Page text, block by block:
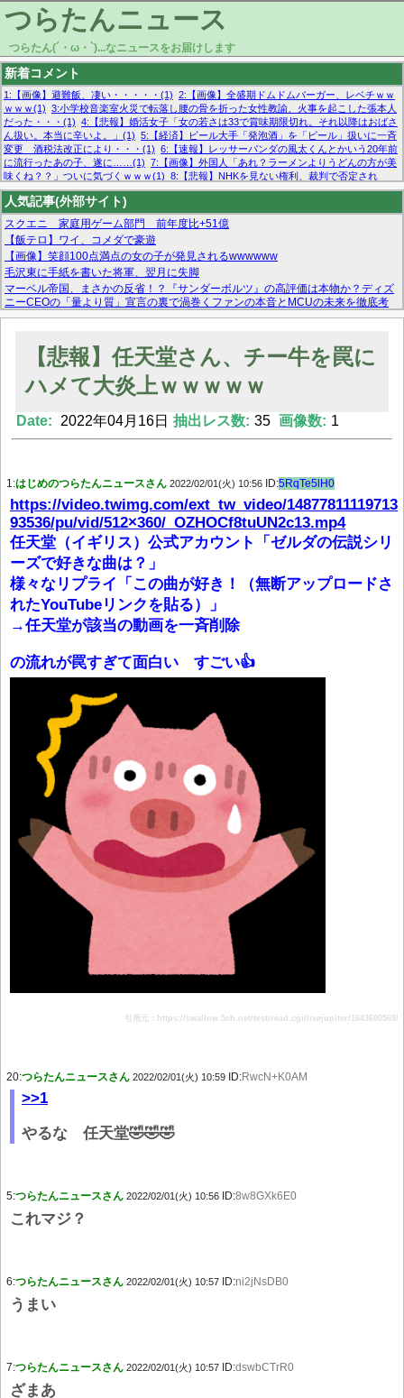
つらたんニュース
つらたん(´・ω・`)...なニュースをお届けします
新着コメント
1:【画像】避難飯、凄い・・・・・(1) 2:【画像】全盛期ドムドムバーガー、レベチｗｗ
ｗｗｗ(1) 3:小学校音楽室火災で転落し腰の骨を折った女性教諭、火事を起こした張本人
だった・・・(1) 4:【悲報】婚活女子「女の若さは33で賞味期限切れ。それ以降はおばさ
ん扱い。本当に辛いよ。」(1) 5:【経済】ビール大手「発泡酒」を「ビール」扱いに一斉
変更 酒税法改正により・・・(1) 6:【速報】レッサーパンダの風太くんとかいう20年前
に流行ったあの子、遂に……(1) 7:【画像】外国人「あれ？ラーメンよりうどんの方が美
味くね？？」ついに気づくｗｗｗ(1) 8:【悲報】NHKを見ない権利、裁判で否定され
る・・・(1) 9:欧州委員長「原発縮小は間違いでした」(1) 10:【悲報】日本企業の人手不
足、限界突破 52%「正社員も足りてません…」(1)
人気記事(外部サイト)
スクエニ 家庭用ゲーム部門 前年度比+51億
【飯テロ】ワイ、コメダで豪遊
【画像】笑顔100点満点の女の子が発見されるwwwwww
毛沢東に手紙を書いた将軍、翌月に失脚
マーベル帝国、まさかの反省！？『サンダーボルツ』の高評価は本物か？ディズ
ニーCEOの「量より質」宣言の裏で渦巻くファンの本音とMCUの未来を徹底考
察！
【画像あり】FacebookとかTwitterで拾ったエロ画像貼ってくよ
【悲報】任天堂さん、チー牛を罠に
ハメて大炎上ｗｗｗｗｗ
Date: 2022年04月16日 抽出レス数: 35 画像数: 1
1:はじめのつらたんニュースさん 2022/02/01(火) 10:56 ID:5RqTe5lH0
https://video.twimg.com/ext_tw_video/14877811119713
93536/pu/vid/512×360/_OZHOCf8tuUN2c13.mp4
任天堂（イギリス）公式アカウント「ゼルダの伝説シリ
ーズで好きな曲は？」
様々なリプライ「この曲が好き！（無断アップロードさ
れたYouTubeリンクを貼る）」
→任天堂が該当の動画を一斉削除
の流れが罠すぎて面白い すごい👍
引用元：https://swallow.5ch.net/test/read.cgi/livejupiter/1643680569/
20:つらたんニュースさん 2022/02/01(火) 10:59 ID:RwcN+K0AM
>>1
やるな 任天堂🤣🤣🤣
5:つらたんニュースさん 2022/02/01(火) 10:56 ID:8w8GXk6E0
これマジ？
6:つらたんニュースさん 2022/02/01(火) 10:57 ID:ni2jNsDB0
うまい
7:つらたんニュースさん 2022/02/01(火) 10:57 ID:dswbCTrR0
ざまあ